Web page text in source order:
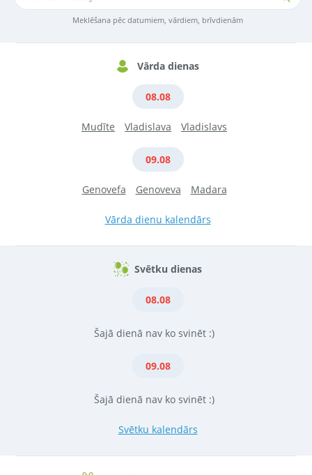
Meklēšana pēc datumiem, vārdiem, brīvdienām
Vārda dienas
08.08
Mudīte Vladislava Vladislavs
09.08
Genovefa Genoveva Madara
Vārda dienu kalendārs
Svētku dienas
08.08
Šajā dienā nav ko svinēt :)
09.08
Šajā dienā nav ko svinēt :)
Svētku kalendārs